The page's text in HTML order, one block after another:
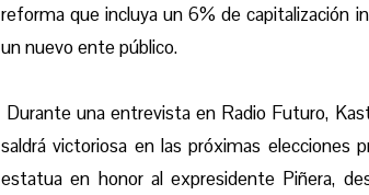
reforma que incluya un 6% de capitalización
un nuevo ente público.
Durante una entrevista en Radio Futuro,
saldrá victoriosa en las próximas elecciones
estatua en honor al expresidente Piñera,